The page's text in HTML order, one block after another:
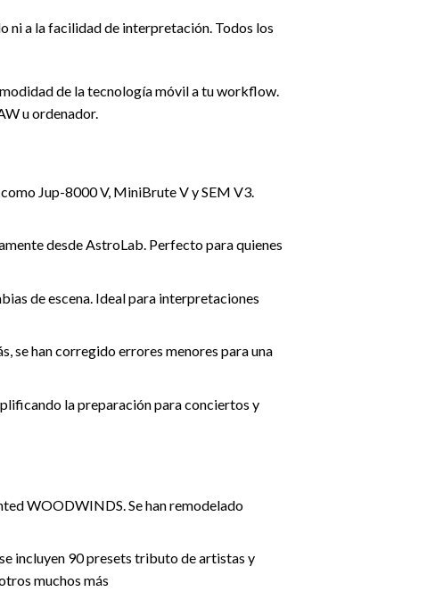
ni a la facilidad de interpretación. Todos los
de la tecnología móvil a tu workflow.
u ordenador.
Jup-8000 V, MiniBrute V y SEM V3.
desde AstroLab. Perfecto para quienes
de escena. Ideal para interpretaciones
se han corregido errores menores para una
la preparación para conciertos y
WOODWINDS. Se han remodelado
incluyen 90 presets tributo de artistas y
muchos más